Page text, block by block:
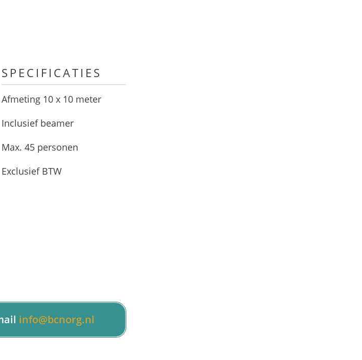
SPECIFICATIES
Afmeting 10 x 10 meter
Inclusief beamer
Max. 45 personen
Exclusief BTW
info@bcnorg.nl